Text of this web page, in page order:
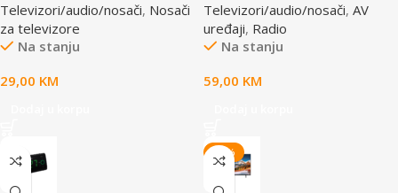
Televizori/audio/nosači, Nosači
za televizore
Na stanju
29,00 KM
Televizori/audio/nosači, AV
uređaji, Radio
Na stanju
59,00 KM
-25%